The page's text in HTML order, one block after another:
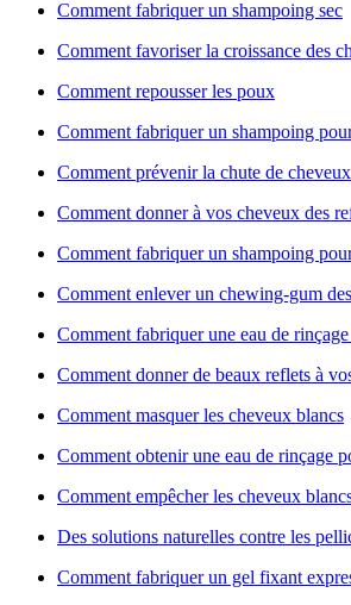
Comment fabriquer un shampoing sec
Comment favoriser la croissance des
Comment repousser les poux
Comment fabriquer un shampoing
Comment prévenir la chute de
Comment donner à vos cheveux des
Comment fabriquer un shampoing
Comment enlever un chewing-gum
Comment fabriquer une eau de
Comment donner de beaux reflets à
Comment masquer les cheveux blancs
Comment obtenir une eau de rinçage
Comment empêcher les cheveux
Des solutions naturelles contre les
Comment fabriquer un gel fixant